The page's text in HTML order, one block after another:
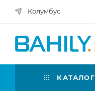
Колумбус
КАТАЛОГ